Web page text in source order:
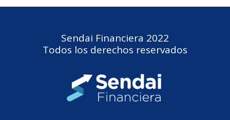
Sendai Financiera 2022
Todos los derechos reservados